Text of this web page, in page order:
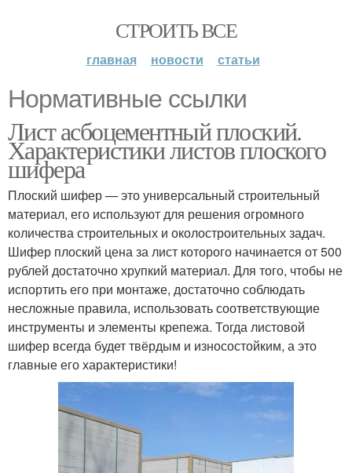
СТРОИТЬ ВСЕ
главная новости статьи
Нормативные ссылки
Лист асбоцементный плоский.
Характеристики листов плоского
шифера
Плоский шифер — это универсальный строительный
материал, его используют для решения огромного
количества строительных и околостроительных задач.
Шифер плоский цена за лист которого начинается от 500
рублей достаточно хрупкий материал. Для того, чтобы не
испортить его при монтаже, достаточно соблюдать
несложные правила, использовать соответствующие
инструменты и элементы крепежа. Тогда листовой
шифер всегда будет твёрдым и износостойким, а это
главные его характеристики!